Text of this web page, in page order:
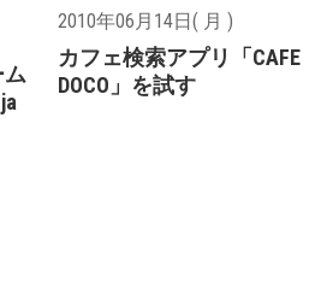
2010年06月14日( 月 )
カフェ検索アプリ「CAFE
DOCO」を試す